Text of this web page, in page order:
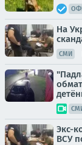
На
СМИ
Экс-
ВСУ